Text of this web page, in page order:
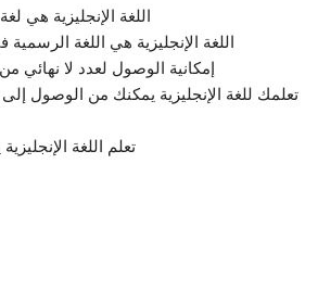
اللغة الإنجليزية هي
اللغة الإنجليزية هي اللغة
إمكانية الوصول لعدد لا نهائي من
تعلمك للغة الإنجليزية يمكنك من الوصول
تعلم اللغة